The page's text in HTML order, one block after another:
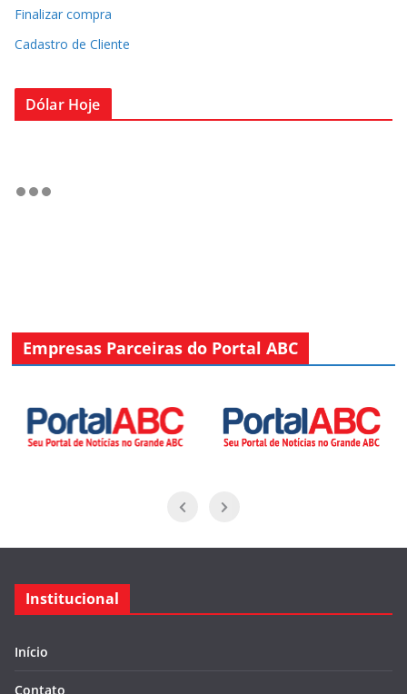
Finalizar compra
Cadastro de Cliente
Dólar Hoje
Empresas Parceiras do Portal ABC
Institucional
Início
Contato